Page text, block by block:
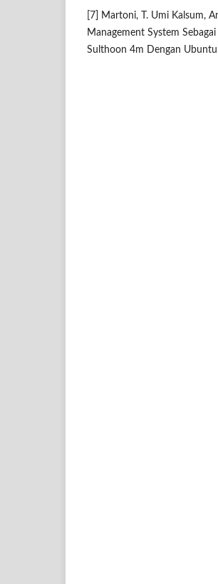
[7] Martoni, T. Umi Kalsum,
Management System
Sulthoon 4m Dengan Ubuntu